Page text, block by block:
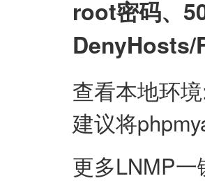
root密码、
DenyHosts/
查看本地环
建议将
更多LNMP